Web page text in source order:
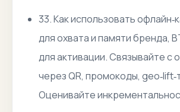
33. Как использовать
для охвата и памяти бренда,
для активации. Связывайте с
через QR, промокоды,
Оценивайте